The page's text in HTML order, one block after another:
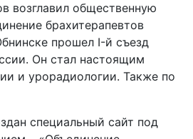
возглавил общественную
брахитерапевтов
прошел I-й съезд
Он стал настоящим
и урорадиологии. Также по
специальный сайт под